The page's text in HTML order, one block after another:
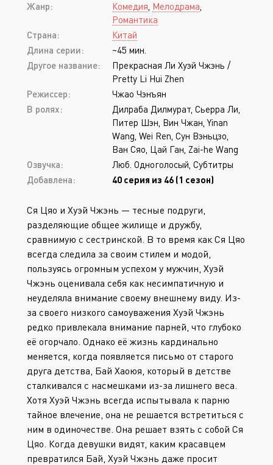
Жанр:
Комедия Мелодрама
Романтика
Страна:
Китай
Длина серии:
~45 мин.
Другое название:
Прекрасная Ли Хуэй Чжэнь /
Pretty Li Hui Zhen
Режиссер:
Чжао Чэнъян
В ролях:
Дилраба Дилмурат, Сьерра Ли,
Питер Шэн, Вин Чжан, Yinan
Wang, Wei Ren, Сун Вэньцзо,
Ван Сяо, Цай Ган, Zai-he Wang
Озвучка:
Люб. Одноголосый, Субтитры
Добавлена:
40 серия из 46 (1 сезон)
Ся Цяо и Хуэй Чжэнь — тесные подруги,
разделяющие общее жилище и дружбу,
сравнимую с сестринской. В то время как Ся Цяо
всегда следила за своим стилем и модой,
пользуясь огромным успехом у мужчин, Хуэй
Чжэнь оценивала себя как несимпатичную и
неуделяла внимание своему внешнему виду. Из-
за своего низкого самоуважения Хуэй Чжэнь
редко привлекала внимание парней, что глубоко
её огорчало. Однако её жизнь кардинально
меняется, когда появляется письмо от старого
друга детства, Бай Хаоюя, который в детстве
сталкивался с насмешками из-за лишнего веса.
Хотя Хуэй Чжэнь всегда испытывала к парню
тайное влечение, она не решается встретиться с
ним в одиночестве. Она решает взять с собой Ся
Цяо. Когда девушки видят, каким красавцем
превратился Бай, Хуэй Чжэнь даже просит